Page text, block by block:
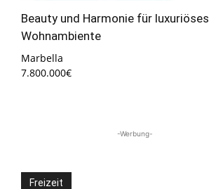
Beauty und Harmonie für luxuriöses
Wohnambiente
Marbella
7.800.000€
-Werbung-
Freizeit